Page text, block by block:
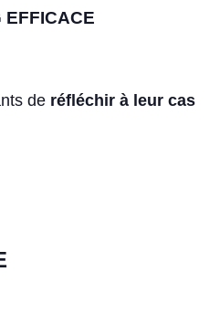
EFFICACE
de réfléchir à leur cas